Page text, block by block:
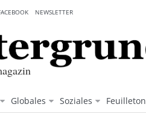
Globales Soziales Feuilleton
NEWSLETTER